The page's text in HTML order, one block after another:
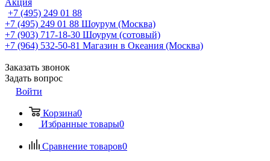
Акция
+7 (495) 249 01 88
+7 (495) 249 01 88 Шоурум (Москва)
+7 (903) 717-18-30 Шоурум (сотовый)
+7 (964) 532-50-81 Магазин в Океания (Москва)
Заказать звонок
Задать вопрос
Войти
Корзина0
Избранные товары0
Сравнение товаров0